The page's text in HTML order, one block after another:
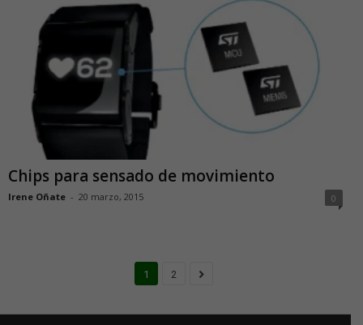
Chips para sensado de movimiento
Irene Oñate - 20 marzo, 2015 0
1 2